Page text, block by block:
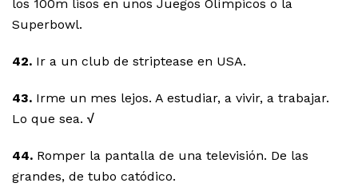
los 100m lisos en unos Juegos Olímpicos o la
Superbowl.
42. Ir a un club de striptease en USA.
43. Irme un mes lejos. A estudiar, a vivir, a trabajar.
Lo que sea. √
44. Romper la pantalla de una televisión. De las
grandes, de tubo catódico.